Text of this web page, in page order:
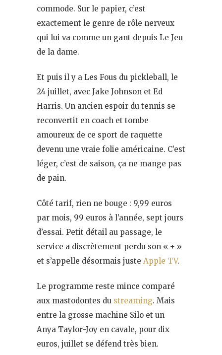
commode. Sur le papier, c’est
exactement le genre de rôle nerveux
qui lui va comme un gant depuis Le Jeu
de la dame.
Et puis il y a Les Fous du pickleball, le
24 juillet, avec Jake Johnson et Ed
Harris. Un ancien espoir du tennis se
reconvertit en coach et tombe
amoureux de ce sport de raquette
devenu une vraie folie américaine. C’est
léger, c’est de saison, ça ne mange pas
de pain.
Côté tarif, rien ne bouge : 9,99 euros
par mois, 99 euros à l’année, sept jours
d’essai. Petit détail au passage, le
service a discrètement perdu son « + »
et s’appelle désormais juste Apple TV.
Le programme reste mince comparé
aux mastodontes du streaming. Mais
entre la grosse machine Silo et un
Anya Taylor-Joy en cavale, pour dix
euros, juillet se défend très bien.